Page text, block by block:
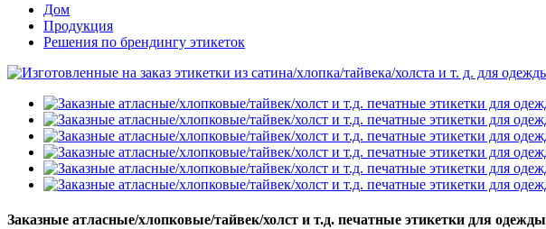
Дом
Продукция
Решения по брендингу этикеток
Заказные атласные/хлопковые/тайвек/холст и т.д. печатные этикетки для одежды